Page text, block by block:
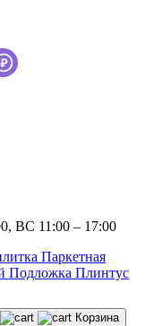
ВС 11:00 – 17:00
Паркетная
Подложка Плинтус
Корзина